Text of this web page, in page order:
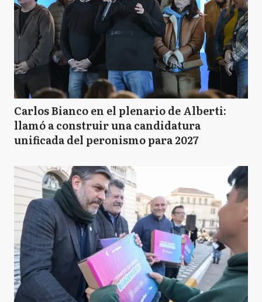
Carlos Bianco en el plenario de Alberti:
llamó a construir una candidatura
unificada del peronismo para 2027